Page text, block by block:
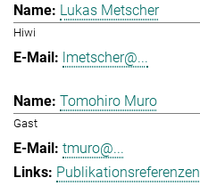
Lukas Metscher
Hiwi
lmetscher@...
Tomohiro Muro
Gast
tmuro@...
Publikationsreferenzen